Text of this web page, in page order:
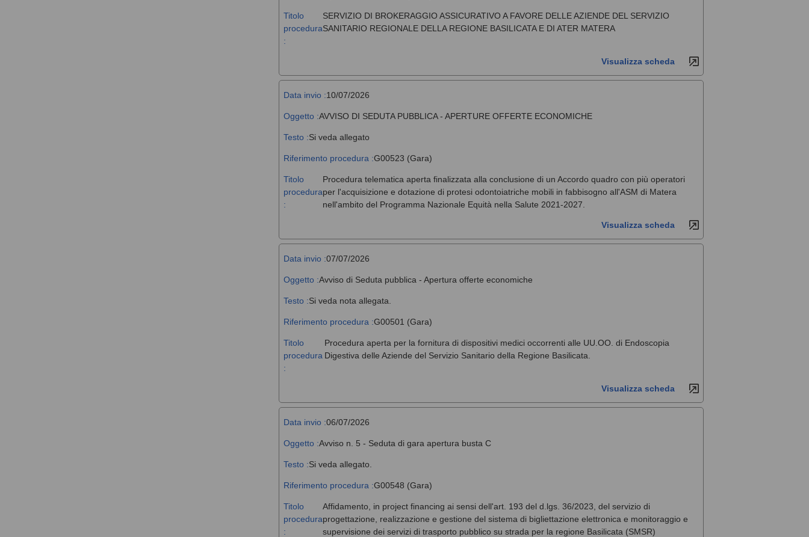
Titolo
procedura
:
SERVIZIO DI BROKERAGGIO ASSICURATIVO A FAVORE DELLE AZIENDE DEL SERVIZIO
SANITARIO REGIONALE DELLA REGIONE BASILICATA E DI ATER MATERA
Visualizza scheda
Data invio :10/07/2026
Oggetto :AVVISO DI SEDUTA PUBBLICA - APERTURE OFFERTE ECONOMICHE
Testo :Si veda allegato
Riferimento procedura :G00523 (Gara)
Titolo
procedura
:
Procedura telematica aperta finalizzata alla conclusione di un Accordo quadro con più operatori
per l'acquisizione e dotazione di protesi odontoiatriche mobili in fabbisogno all'ASM di Matera
nell'ambito del Programma Nazionale Equità nella Salute 2021-2027.
Visualizza scheda
Data invio :07/07/2026
Oggetto :Avviso di Seduta pubblica - Apertura offerte economiche
Testo :Si veda nota allegata.
Riferimento procedura :G00501 (Gara)
Titolo
procedura
:
Procedura aperta per la fornitura di dispositivi medici occorrenti alle UU.OO. di Endoscopia
Digestiva delle Aziende del Servizio Sanitario della Regione Basilicata.
Visualizza scheda
Data invio :06/07/2026
Oggetto :Avviso n. 5 - Seduta di gara apertura busta C
Testo :Si veda allegato.
Riferimento procedura :G00548 (Gara)
Titolo
procedura
:
Affidamento, in project financing ai sensi dell'art. 193 del d.lgs. 36/2023, del servizio di
progettazione, realizzazione e gestione del sistema di bigliettazione elettronica e monitoraggio e
supervisione dei servizi di trasporto pubblico su strada per la regione Basilicata (SMSR)